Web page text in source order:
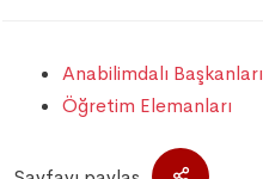
Anabilimdalı Başkanları
Öğretim Elemanları